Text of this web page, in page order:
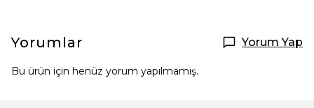
Yorumlar Yorum Yap
Bu ürün için henüz yorum yapılmamış.